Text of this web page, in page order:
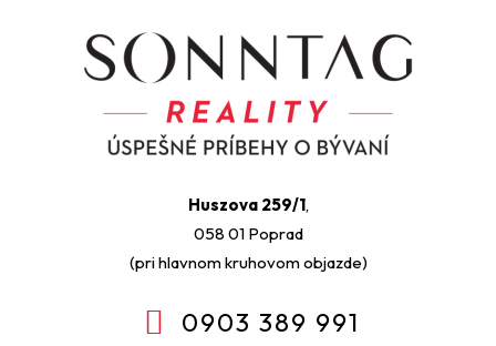
Huszova 259/1,
058 01 Poprad
(pri hlavnom kruhovom objazde)
0903 389 991